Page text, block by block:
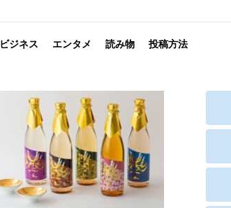
ビジネス エンタメ 読み物 投稿方法